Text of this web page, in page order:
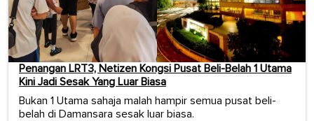
Penangan LRT3, Netizen Kongsi Pusat Beli-Belah 1 Utama
Kini Jadi Sesak Yang Luar Biasa
Bukan 1 Utama sahaja malah hampir semua pusat beli-
belah di Damansara sesak luar biasa.